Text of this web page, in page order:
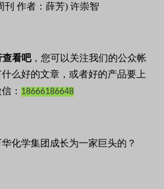
刊 作者：薛芳) 许崇智
查看吧，您可以关注我们的公众帐
什么好的文章，或者好的产品要上
： 18666186648